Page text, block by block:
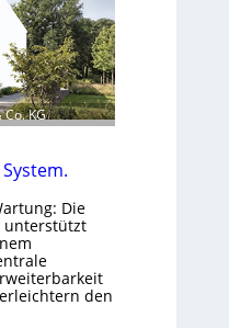
KG
Die
unterstützt
den